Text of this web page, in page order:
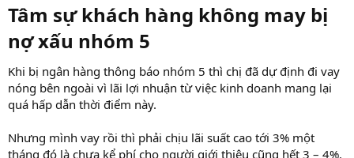
Tâm sự khách hàng không may bị
nợ xấu nhóm 5​
Khi bị ngân hàng thông báo nhóm 5 thì chị đã dự định đi vay
nóng bên ngoài vì lãi lợi nhuận từ việc kinh doanh mang lại
quá hấp dẫn thời điểm này.
Nhưng mình vay rồi thì phải chịu lãi suất cao tới 3% một
tháng đó là chưa kể phí cho người giới thiệu cũng hết 3 – 4%.